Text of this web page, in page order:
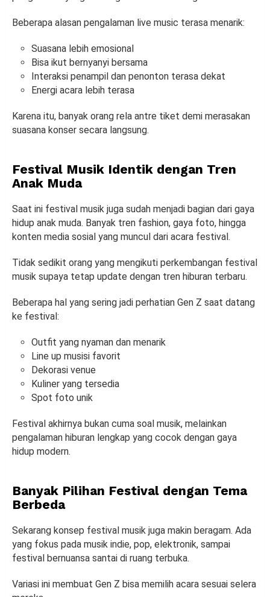
Beberapa alasan pengalaman live music terasa menarik:
Suasana lebih emosional
Bisa ikut bernyanyi bersama
Interaksi penampil dan penonton terasa dekat
Energi acara lebih terasa
Karena itu, banyak orang rela antre tiket demi merasakan
suasana konser secara langsung.
Festival Musik Identik dengan Tren
Anak Muda
Saat ini festival musik juga sudah menjadi bagian dari gaya
hidup anak muda. Banyak tren fashion, gaya foto, hingga
konten media sosial yang muncul dari acara festival.
Tidak sedikit orang yang mengikuti perkembangan festival
musik supaya tetap update dengan tren hiburan terbaru.
Beberapa hal yang sering jadi perhatian Gen Z saat datang
ke festival:
Outfit yang nyaman dan menarik
Line up musisi favorit
Dekorasi venue
Kuliner yang tersedia
Spot foto unik
Festival akhirnya bukan cuma soal musik, melainkan
pengalaman hiburan lengkap yang cocok dengan gaya
hidup modern.
Banyak Pilihan Festival dengan Tema
Berbeda
Sekarang konsep festival musik juga makin beragam. Ada
yang fokus pada musik indie, pop, elektronik, sampai
festival bernuansa santai di ruang terbuka.
Variasi ini membuat Gen Z bisa memilih acara sesuai selera